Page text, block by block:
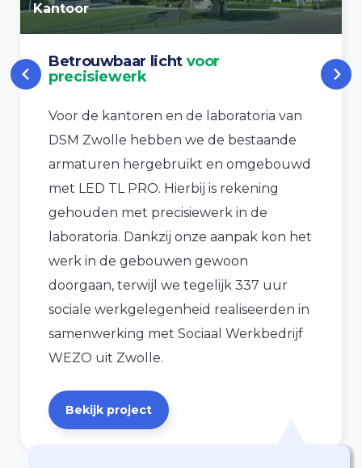
Kantoor
Betrouwbaar licht voor
precisiewerk
Voor de kantoren en de laboratoria van
DSM Zwolle hebben we de bestaande
armaturen hergebruikt en omgebouwd
met LED TL PRO. Hierbij is rekening
gehouden met precisiewerk in de
laboratoria. Dankzij onze aanpak kon het
werk in de gebouwen gewoon
doorgaan, terwijl we tegelijk 337 uur
sociale werkgelegenheid realiseerden in
samenwerking met Sociaal Werkbedrijf
WEZO uit Zwolle.
Bekijk project